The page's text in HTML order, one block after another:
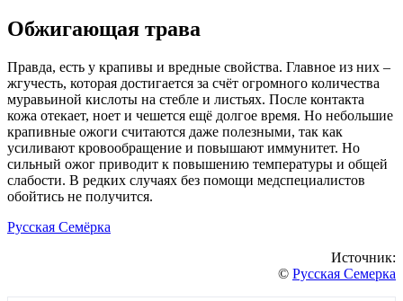
Обжигающая трава
Правда, есть у крапивы и вредные свойства. Главное из них –
жгучесть, которая достигается за счёт огромного количества
муравьиной кислоты на стебле и листьях. После контакта
кожа отекает, ноет и чешется ещё долгое время. Но небольшие
крапивные ожоги считаются даже полезными, так как
усиливают кровообращение и повышают иммунитет. Но
сильный ожог приводит к повышению температуры и общей
слабости. В редких случаях без помощи медспециалистов
обойтись не получится.
Русская Семёрка
Источник:
© Русская Семерка